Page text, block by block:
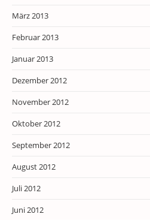
März 2013
Februar 2013
Januar 2013
Dezember 2012
November 2012
Oktober 2012
September 2012
August 2012
Juli 2012
Juni 2012